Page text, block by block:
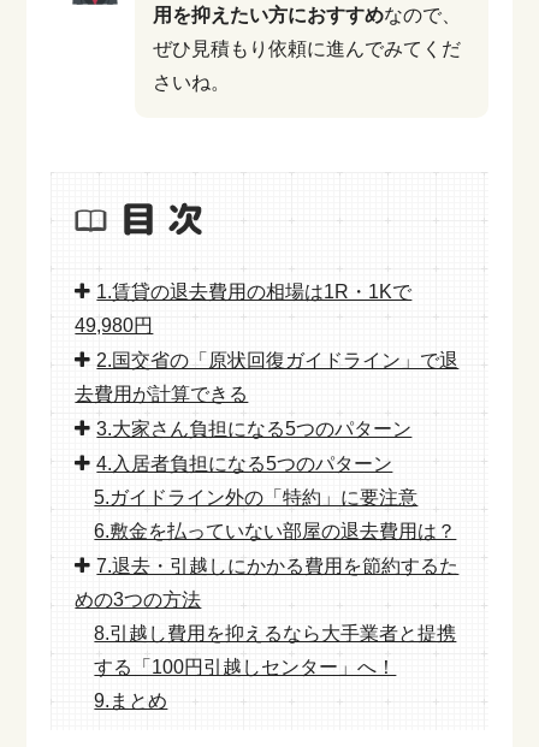
用を抑えたい方におすすめなので、
ぜひ見積もり依頼に進んでみてくだ
さいね。
1.賃貸の退去費用の相場は1R・1Kで
49,980円
2.国交省の「原状回復ガイドライン」で退
去費用が計算できる
3.大家さん負担になる5つのパターン
4.入居者負担になる5つのパターン
5.ガイドライン外の「特約」に要注意
6.敷金を払っていない部屋の退去費用は？
7.退去・引越しにかかる費用を節約するた
めの3つの方法
8.引越し費用を抑えるなら大手業者と提携
する「100円引越しセンター」へ！
9.まとめ